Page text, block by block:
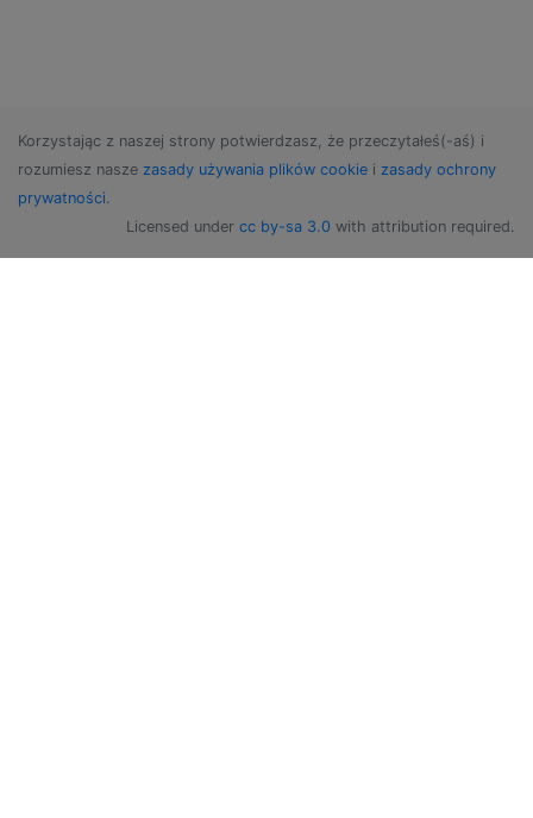
Korzystając z naszej strony potwierdzasz, że przeczytałeś(-aś) i
rozumiesz nasze zasady używania plików cookie i zasady ochrony
prywatności.
Licensed under cc by-sa 3.0 with attribution required.